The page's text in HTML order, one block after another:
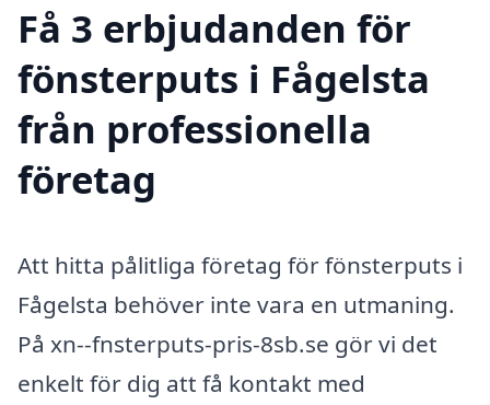
Få 3 erbjudanden för
fönsterputs i Fågelsta
från professionella
företag
Att hitta pålitliga företag för fönsterputs i
Fågelsta behöver inte vara en utmaning.
På xn--fnsterputs-pris-8sb.se gör vi det
enkelt för dig att få kontakt med